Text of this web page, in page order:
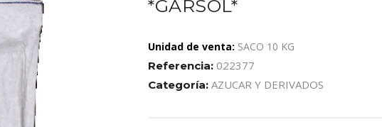
*GARSOL*
Unidad de venta: SACO 10 KG
Referencia: 022377
Categoría: AZUCAR Y DERIVADOS